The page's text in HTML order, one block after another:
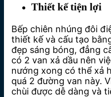
Thiết kế tiện lợi
Bếp chiên nhúng đôi
thiết kế và cấu tạo
đẹp sáng bóng, đẳng
có 2 van xả dầu nên
nướng xong có thể xả
quá 2 đường van này.
chùi được dễ dàng và